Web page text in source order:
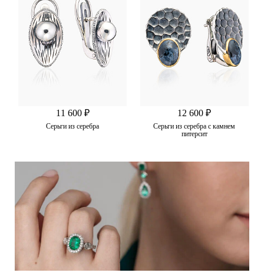
11 600 ₽
Серьги из серебра
12 600 ₽
Серьги из серебра с камнем
питерсит